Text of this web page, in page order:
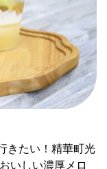
きたい！精華町光
いしい濃厚メロ